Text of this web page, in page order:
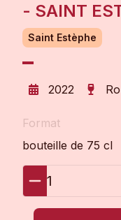
- SAINT
Saint Estèphe
2022
Format
bouteille de 75 cl
1